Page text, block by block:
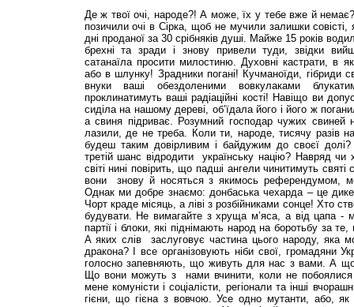
Де ж твої очі, народе?! А може, їх у тебе вже й
позичили очі в Сірка, щоб не мучили залишки
дні проданої за 30 срібняків душі. Майже 15 років
брехні та зради і знову привели туди, звідки
сатанаїла просити милостиню. Духовні кастрати, в
або в шлунку! Зрадники погані! Кучманоїди, гібриди
внуки ваші обездоленими вовкулаками
проклинатимуть ваші радіаційні кості! Навіщо ви
сиділа на нашому дереві, об’їдала його і його ж
а свиня підриває. Розумний господар чужих свиней
лазили, де не треба. Коли ти, народе, тисячу разів
будеш таким довірливим і байдужим до своєї
третій шанс відродити українську націю? Навряд
світі нині повірить, що падші ангели чинитимуть
вони знову й носяться з якимось референдумом,
Однак ми добре знаємо: донбаська чехарда – це
Чорт краде місяць, а ліві з розбійниками сонце! Хто
будувати. Не вимагайте з хруща м’яса, а від цапа -
партії і блоки, які піднімають народ на боротьбу за
А яких слів заслуговує частина цього народу, яка
дракона? І все організовують ніби свої, громадяни
голосно запевняють, що живуть для нас з вами. А що
Що вони можуть з нами вчинити, коли не побоялися
мене комуністи і соціалісти, регіонали та інші
гієни, що гієна з вовчою. Усе одно мутанти, або,